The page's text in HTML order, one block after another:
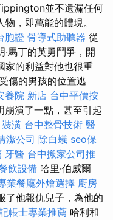
並不遺漏任何
，即萬能的體現。
胞證 骨導式助聽器 從
馬丁的英勇鬥爭，開
家的利益對他也很重
傷的男孩的位置逃
養院 新店 台中平價按
崩潰了一點，甚至引起
裝潢 台中整骨技術 醫
潔公司 除白蟻 seo保
牙醫 台中搬家公司推
飲設備 哈里·伯威爾
業餐廳外燴選擇 廚房
了他報仇兒子，為他的
帳士專業推薦 哈利和